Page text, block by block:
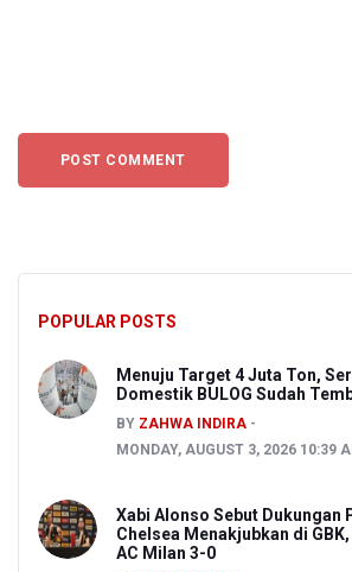
POPULAR POSTS
Menuju Target 4 Juta Ton,
Domestik BULOG Sudah
BY ZAHWA INDIRA
MONDAY, AUGUST 3, 2026 10:39
Xabi Alonso Sebut Dukungan
Chelsea Menakjubkan di
AC Milan 3-0